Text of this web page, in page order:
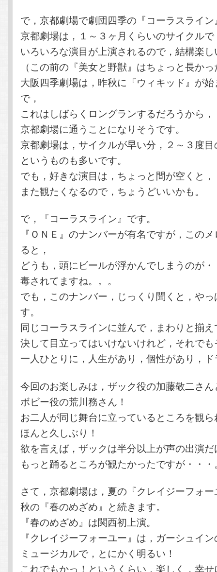
で，京都劇場で劇団四季の『コーラスライ
京都劇場は，１～３ヶ月くらいのサイクルで
いろいろな演目が上演されるので，結構楽
（この前の『美女と野獣』はちょっと長か
大阪四季劇場は，昨秋に『ウィキッド』が
で，
これはしばらくロングランするだろうから，
京都劇場に通うことになりそうです。
京都劇場は，サイクルが早い分，２～３度
というものも多いです。
でも，好きな演目は，ちょっと間が空くと，
また観たくなるので，ちょうどいいかも。
で，『コーラスライン』です。
『ＯＮＥ』のナンバーが有名ですが，この
ると，
どうも，頭にビールが浮かんでしまうのが
毒されてますね。。。
でも，このナンバー，じっくり聞くと，や
す。
同じコーラスラインに並んで，まわりと揃
決して目立ってはいけないけれど，それで
一人ひとりに，人生があり，個性があり，
今回のお楽しみは，ザック役の加藤敬二さん
ボビー役の荒川務さん！
お二人が同じ舞台に立っているところを観
ほんと久しぶり！
欲を言えば，ザックは半分以上が声の出演
もっと踊るところが観たかったですが・・・
さて，京都劇場は，夏の『クレイジーフォ
秋の『春のめざめ』と続きます。
『春のめざめ』は関西初上演。
『クレイジーフォーユー』は，ガーシュイ
ミュージカルで，とにかく明るい！
これでもかっ！というくらい，楽しく，幸